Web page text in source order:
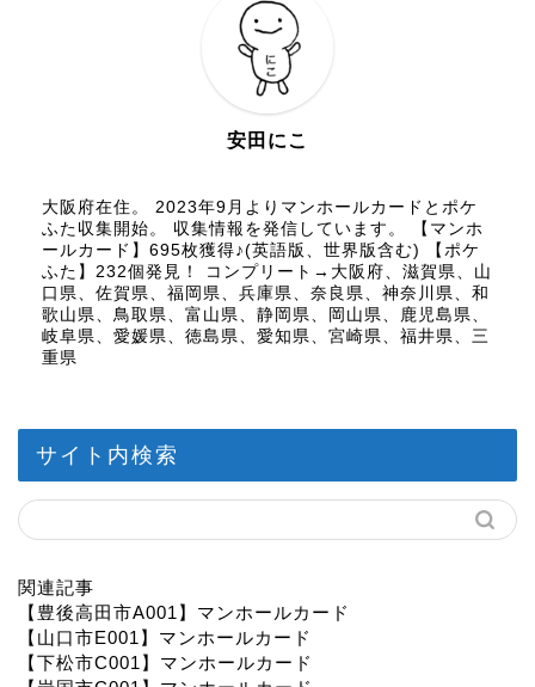
安田にこ
大阪府在住。 2023年9月よりマンホールカードとポケ
ふた収集開始。 収集情報を発信しています。 【マンホ
ールカード】695枚獲得♪(英語版、世界版含む) 【ポケ
ふた】232個発見！ コンプリート→大阪府、滋賀県、山
口県、佐賀県、福岡県、兵庫県、奈良県、神奈川県、和
歌山県、鳥取県、富山県、静岡県、岡山県、鹿児島県、
岐阜県、愛媛県、徳島県、愛知県、宮崎県、福井県、三
重県
サイト内検索
関連記事
【豊後高田市A001】マンホールカード
【山口市E001】マンホールカード
【下松市C001】マンホールカード